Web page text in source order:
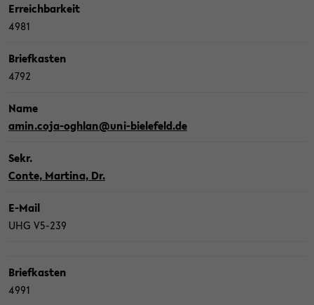
Er­reich­bar­keit
4981
Brief­kas­ten
4792
Name
amin.coja-​oghlan@uni-​bielefeld.de
Sekr.
Conte, Mar­ti­na, Dr.
E-​Mail
UHG V5-​239
Brief­kas­ten
4991